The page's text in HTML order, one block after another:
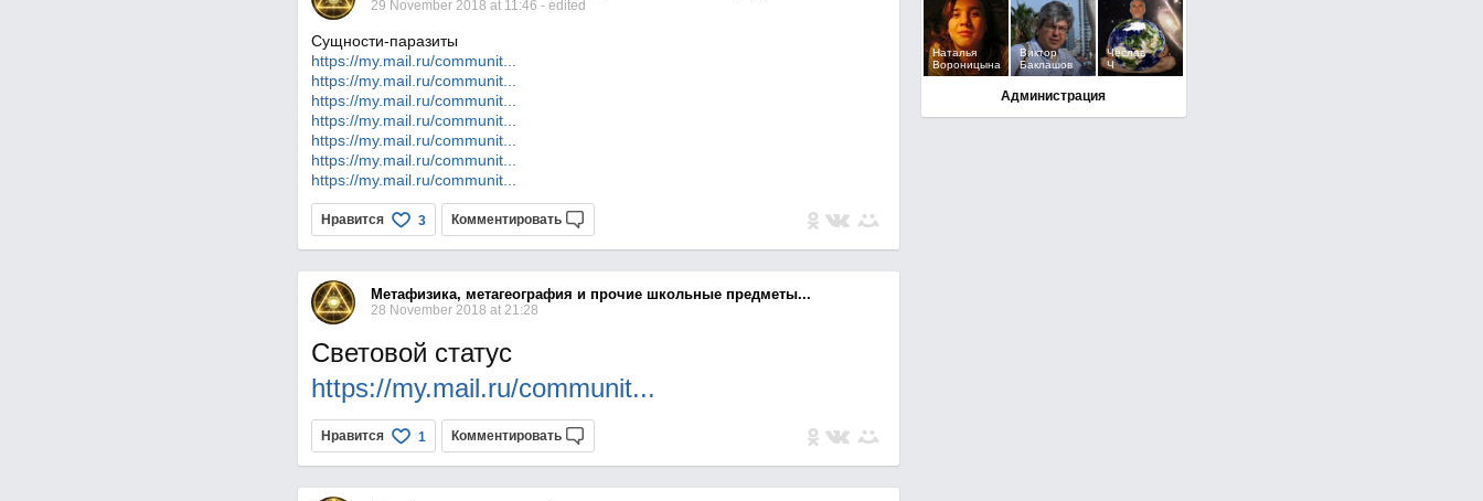
29 November 2018 at 11:46 - edited
Сущности-паразиты
https://my.mail.ru/communit...
https://my.mail.ru/communit...
https://my.mail.ru/communit...
https://my.mail.ru/communit...
https://my.mail.ru/communit...
https://my.mail.ru/communit...
https://my.mail.ru/communit...
Нравится 3 Комментировать
Метафизика, метагеография и прочие школьные предметы...
28 November 2018 at 21:28
Световой статус
https://my.mail.ru/communit...
Нравится 1 Комментировать
Наталья
Вороницына
Виктор
Баклашов
Чеслав
Ч
Администрация